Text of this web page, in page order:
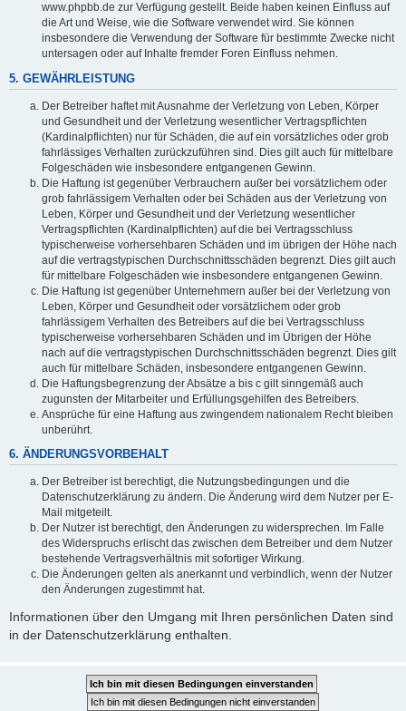
www.phpbb.de zur Verfügung gestellt. Beide haben keinen Einfluss auf
die Art und Weise, wie die Software verwendet wird. Sie können
insbesondere die Verwendung der Software für bestimmte Zwecke nicht
untersagen oder auf Inhalte fremder Foren Einfluss nehmen.
5. GEWÄHRLEISTUNG
Der Betreiber haftet mit Ausnahme der Verletzung von Leben, Körper
und Gesundheit und der Verletzung wesentlicher Vertragspflichten
(Kardinalpflichten) nur für Schäden, die auf ein vorsätzliches oder grob
fahrlässiges Verhalten zurückzuführen sind. Dies gilt auch für mittelbare
Folgeschäden wie insbesondere entgangenen Gewinn.
Die Haftung ist gegenüber Verbrauchern außer bei vorsätzlichem oder
grob fahrlässigem Verhalten oder bei Schäden aus der Verletzung von
Leben, Körper und Gesundheit und der Verletzung wesentlicher
Vertragspflichten (Kardinalpflichten) auf die bei Vertragsschluss
typischerweise vorhersehbaren Schäden und im übrigen der Höhe nach
auf die vertragstypischen Durchschnittsschäden begrenzt. Dies gilt auch
für mittelbare Folgeschäden wie insbesondere entgangenen Gewinn.
Die Haftung ist gegenüber Unternehmern außer bei der Verletzung von
Leben, Körper und Gesundheit oder vorsätzlichem oder grob
fahrlässigem Verhalten des Betreibers auf die bei Vertragsschluss
typischerweise vorhersehbaren Schäden und im Übrigen der Höhe
nach auf die vertragstypischen Durchschnittsschäden begrenzt. Dies gilt
auch für mittelbare Schäden, insbesondere entgangenen Gewinn.
Die Haftungsbegrenzung der Absätze a bis c gilt sinngemäß auch
zugunsten der Mitarbeiter und Erfüllungsgehilfen des Betreibers.
Ansprüche für eine Haftung aus zwingendem nationalem Recht bleiben
unberührt.
6. ÄNDERUNGSVORBEHALT
Der Betreiber ist berechtigt, die Nutzungsbedingungen und die
Datenschutzerklärung zu ändern. Die Änderung wird dem Nutzer per E-
Mail mitgeteilt.
Der Nutzer ist berechtigt, den Änderungen zu widersprechen. Im Falle
des Widerspruchs erlischt das zwischen dem Betreiber und dem Nutzer
bestehende Vertragsverhältnis mit sofortiger Wirkung.
Die Änderungen gelten als anerkannt und verbindlich, wenn der Nutzer
den Änderungen zugestimmt hat.
Informationen über den Umgang mit Ihren persönlichen Daten sind
in der Datenschutzerklärung enthalten.